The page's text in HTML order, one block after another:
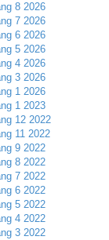
8 2026
7 2026
6 2026
5 2026
4 2026
3 2026
1 2026
1 2023
12 2022
11 2022
9 2022
8 2022
7 2022
6 2022
5 2022
4 2022
3 2022